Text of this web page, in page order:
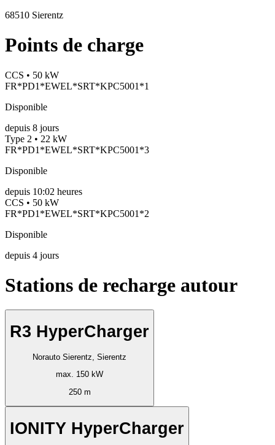
68510 Sierentz
Points de charge
CCS • 50 kW
FR*PD1*EWEL*SRT*KPC5001*1
Disponible
depuis 8 jours
Type 2 • 22 kW
FR*PD1*EWEL*SRT*KPC5001*3
Disponible
depuis 10:02 heures
CCS • 50 kW
FR*PD1*EWEL*SRT*KPC5001*2
Disponible
depuis 4 jours
Stations de recharge autour
R3 HyperCharger
Norauto Sierentz, Sierentz
max. 150 kW
250 m
IONITY HyperCharger